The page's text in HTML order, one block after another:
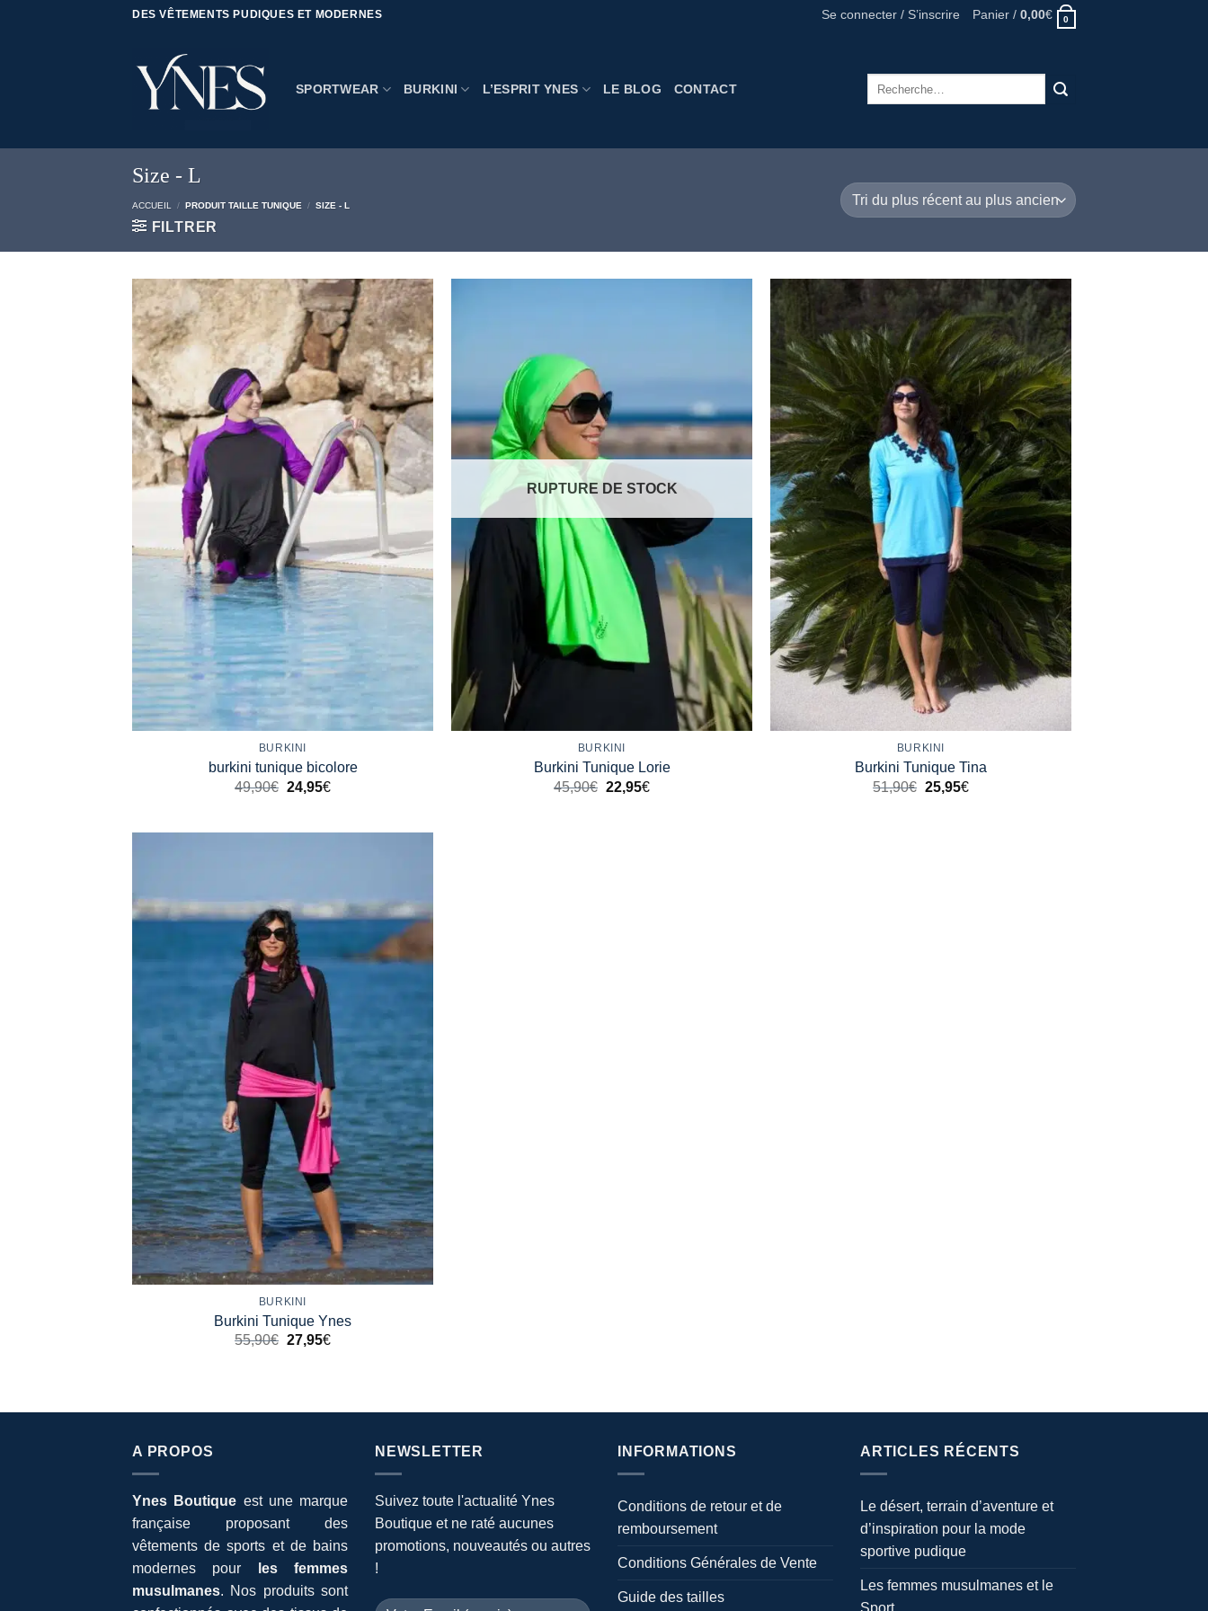
DES VÊTEMENTS PUDIQUES ET MODERNES Se connecter / S’inscrire Panier / 0,00€ 0
SPORTWEAR BURKINI L’ESPRIT YNES LE BLOG CONTACT
Size - L
ACCUEIL / PRODUIT TAILLE TUNIQUE / SIZE - L
FILTRER
+
BURKINI
burkini tunique bicolore
49,90€ 24,95€
+
RUPTURE DE STOCK
BURKINI
Burkini Tunique Lorie
45,90€ 22,95€
BURKINI
Burkini Tunique Tina
51,90€ 25,95€
BURKINI
Burkini Tunique Ynes
55,90€ 27,95€
A PROPOS
Ynes Boutique est une marque
française proposant des
vêtements de sports et de bains
modernes pour
les femmes
musulmanes. Nos produits sont
NEWSLETTER
Suivez toute l'actualité Ynes
Boutique et ne raté aucunes
promotions, nouveautés ou autres
!
INFORMATIONS
Conditions de retour et de
remboursement
Conditions Générales de Vente
Guide des tailles
ARTICLES RÉCENTS
Le désert, terrain d’aventure et
d’inspiration pour la mode
sportive pudique
Les femmes musulmanes et le
Sport